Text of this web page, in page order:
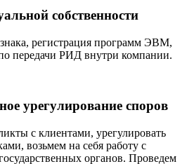
собственности
регистрация программ ЭВМ,
передачи РИД внутри компании.
урегулирование споров
с клиентами, урегулировать
возьмем на себя работу с
органов. Проведем